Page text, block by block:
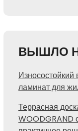
ВЫШЛО
Износостойкий
ламинат для
Террасная
WOODGRAND